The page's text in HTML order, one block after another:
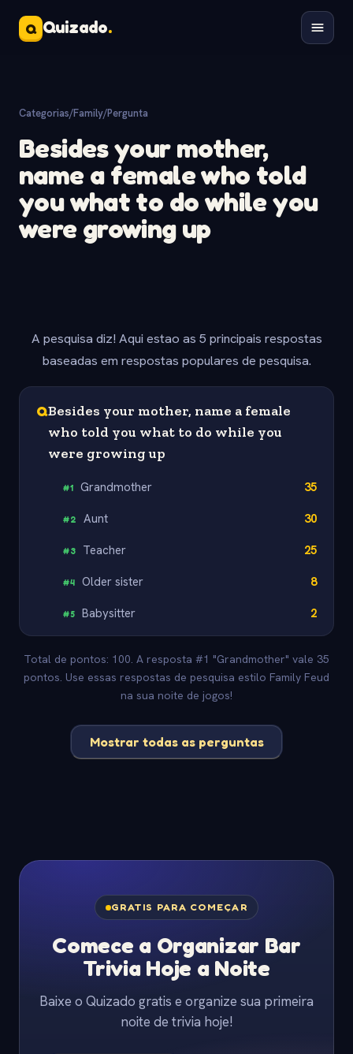
Q Quizado.
Categorias/Family/Pergunta
Besides your mother,
name a female who told
you what to do while you
were growing up
A pesquisa diz! Aqui estao as 5 principais respostas
baseadas em respostas populares de pesquisa.
QBesides your mother, name a female
who told you what to do while you
were growing up
#1 Grandmother 35
#2 Aunt 30
#3 Teacher 25
#4 Older sister 8
#5 Babysitter 2
Total de pontos: 100. A resposta #1 "Grandmother" vale 35
pontos. Use essas respostas de pesquisa estilo Family Feud
na sua noite de jogos!
Mostrar todas as perguntas
GRATIS PARA COMEÇAR
Comece a Organizar Bar
Trivia Hoje a Noite
Baixe o Quizado gratis e organize sua primeira
noite de trivia hoje!